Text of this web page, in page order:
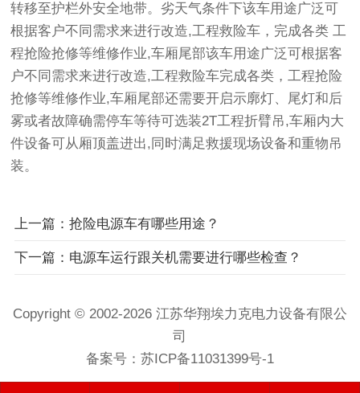
转移至护栏外安全地带。劣天气条件下该车用途广泛可
根据客户不同需求来进行改造,工程救险车，完成各类 工
程抢险抢修等维修作业,车厢尾部该车用途广泛可根据客
户不同需求来进行改造,工程救险车完成各类，工程抢险
抢修等维修作业,车厢尾部还需要开启示廓灯、尾灯和后
雾或者故障确需停车等待可选装2T工程折臂吊,车厢内大
件设备可从厢顶盖进出,同时满足救援现场设备和重物吊
装。
上一篇：抢险电源车有哪些用途？
下一篇：电源车运行跟关机需要进行哪些检查？
Copyright © 2002-2026 江苏华翔埃力克电力设备有限公
司
备案号： 苏ICP备11031399号-1